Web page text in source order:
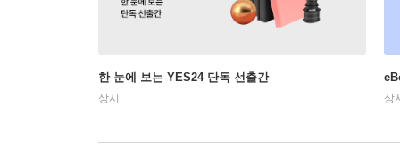
한 눈에 보는 YES24 단독 선출간
상시 상